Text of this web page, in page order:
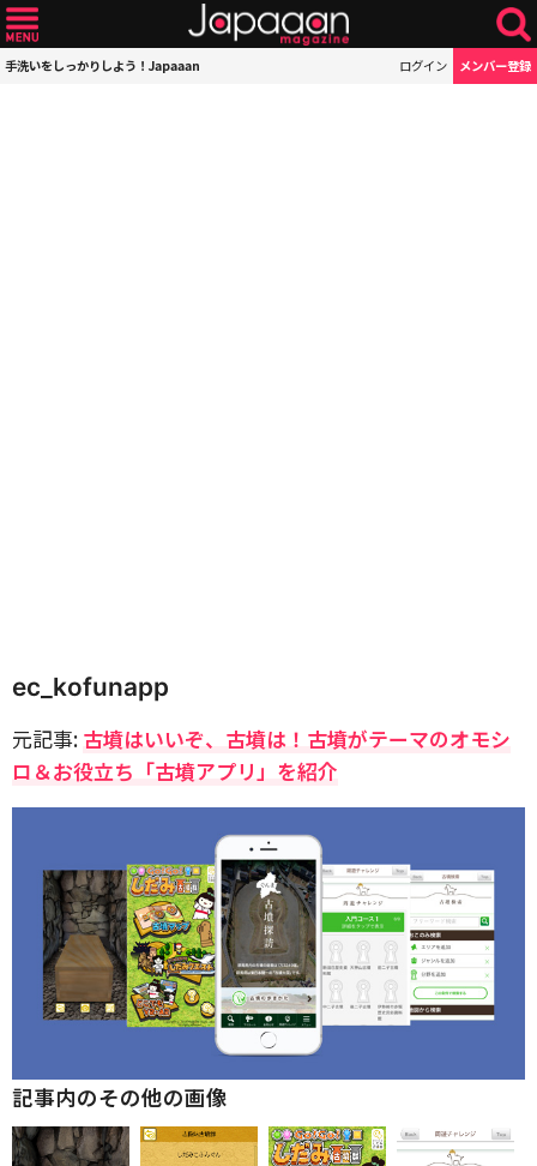
手洗いをしっかりしよう！Japaaan ログイン メンバー登録
ec_kofunapp
元記事: 古墳はいいぞ、古墳は！古墳がテーマのオモシ
ロ＆お役立ち「古墳アプリ」を紹介
記事内のその他の画像